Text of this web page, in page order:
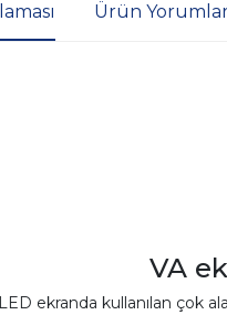
Ürün
VA
ekranda kullanılan çok